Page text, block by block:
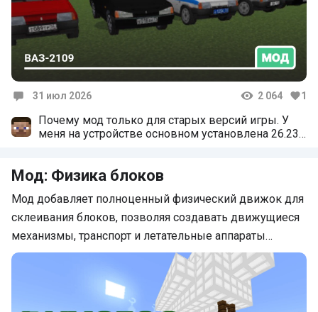
31 июл 2026 2 064 1
Почему мод только для старых версий игры. У
меня на устройстве основном установлена 26.23
потому что он для старых версий.
Мод: Физика блоков
Мод добавляет полноценный физический движок для
склеивания блоков, позволяя создавать движущиеся
механизмы, транспорт и летательные аппараты…